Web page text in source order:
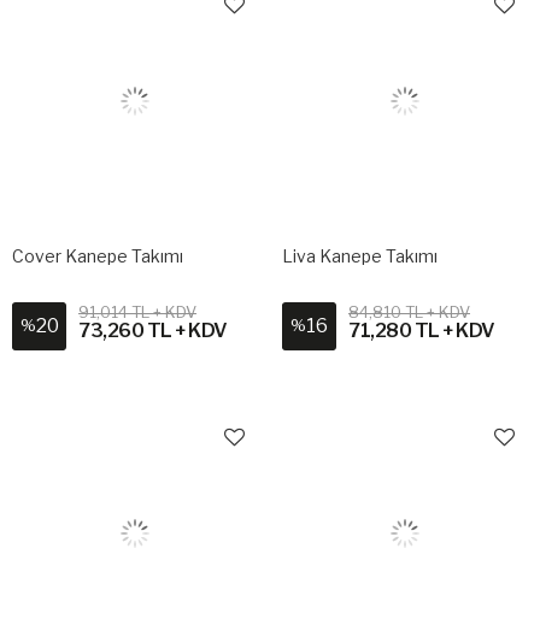
Cover Kanepe Takımı
%20
91,014 TL + KDV
73,260 TL + KDV
Liva Kanepe Takımı
%16
84,810 TL + KDV
71,280 TL + KDV